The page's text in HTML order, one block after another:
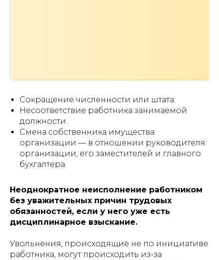
Сокращение численности или штата.
Несоответствие работника занимаемой
должности.
Смена собственника имущества
организации — в отношении руководителя
организации, его заместителей и главного
бухгалтера.
Неоднократное неисполнение работником
без уважительных причин трудовых
обязанностей, если у него уже есть
дисциплинарное взыскание.
Увольнения, происходящие не по инициативе
работника, могут происходить из-за